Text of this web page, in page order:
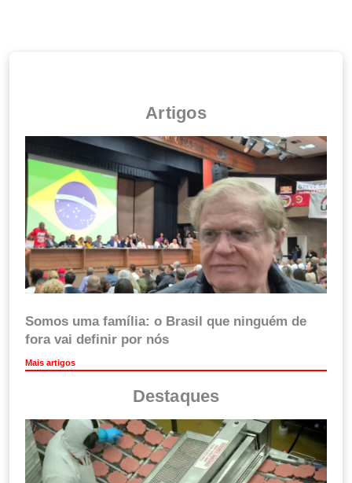
Artigos
Somos uma família: o Brasil que ninguém de
fora vai definir por nós
Mais artigos
Destaques